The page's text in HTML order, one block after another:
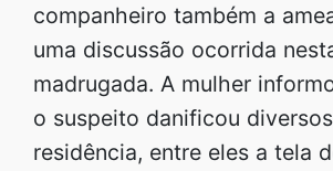
companheiro também a
uma discussão ocorrida
madrugada. A mulher
o suspeito danificou
residência, entre eles a tela